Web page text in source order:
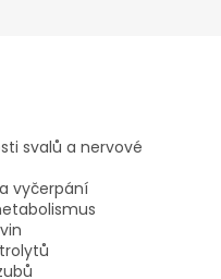
svalů a nervové
vyčerpání